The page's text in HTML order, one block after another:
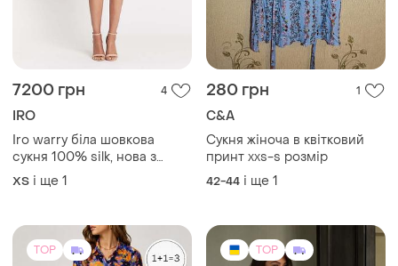
7200 грн 4
IRO
Iro warry біла шовкова
сукня 100% silk, нова з
біркою, fr 36 (s)
ХS і ще 1
280 грн 1
C&A
Сукня жіноча в квітковий
принт xхs-s розмір
42-44 і ще 1
TOP TOP